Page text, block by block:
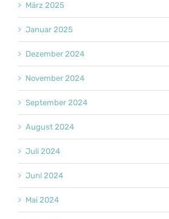
März 2025
Januar 2025
Dezember 2024
November 2024
September 2024
August 2024
Juli 2024
Juni 2024
Mai 2024